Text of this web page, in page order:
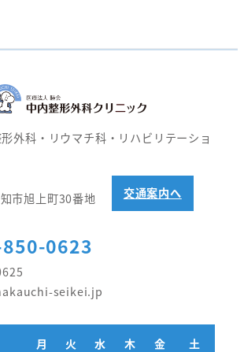
形外科・リウマチ科・リハビリテーショ
市旭上町30番地 交通案内へ
0623
seikei.jp
月 火 水 木 金 土